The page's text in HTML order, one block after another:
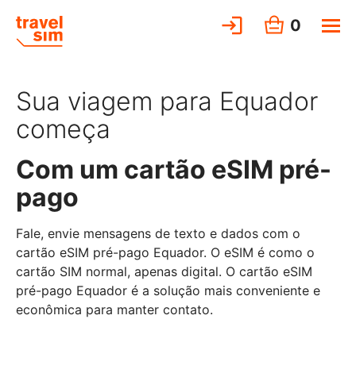
0
Sua viagem para Equador
começa
Com um cartão eSIM pré-
pago
Fale, envie mensagens de texto e dados com o
cartão eSIM pré-pago Equador. O eSIM é como o
cartão SIM normal, apenas digital. O cartão eSIM
pré-pago Equador é a solução mais conveniente e
econômica para manter contato.